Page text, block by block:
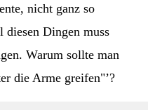
nicht ganz so
Dingen muss
Warum sollte man
die Arme greifen"’?